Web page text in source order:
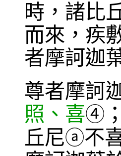
時，諸比
而來，疾
者摩訶迦
尊者摩訶
照、喜④
丘尼ⓐ不